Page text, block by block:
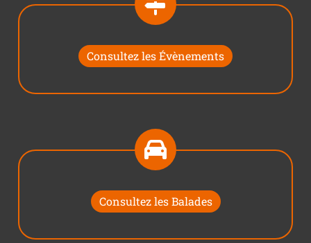
Consultez les Évènements
Consultez les Balades